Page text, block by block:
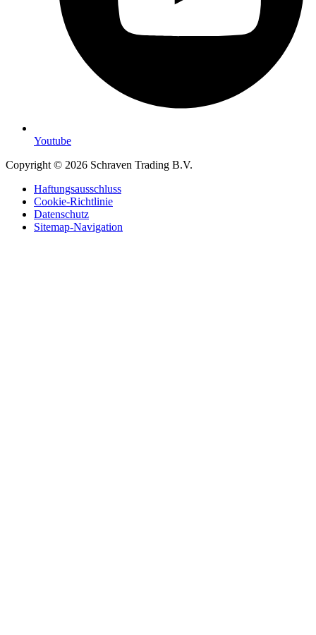
Youtube
Copyright © 2026 Schraven Trading B.V.
Haftungsausschluss
Cookie-Richtlinie
Datenschutz
Sitemap-Navigation